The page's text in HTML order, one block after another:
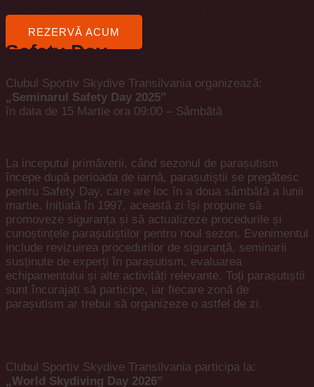
Rezervă-ți un loc acum:
REZERVĂ ACUM
Safety Day
Clubul Sportiv Skydive Transilvania organizează:
„Seminarul Safety Day 2025”
în data de 15 Martie ora 09:00 – Sâmbătă
La inceputul primăverii, când sezonul de parașutism
începe după perioada de iarnă, parașutiștii se pregătesc
pentru Safety Day, care are loc în a doua sâmbătă a lunii
martie. Inițiată în 1997, această zi își propune să
promoveze siguranța și să actualizeze procedurile și
cunoștințele parașutiștilor pentru noul sezon. Evenimentul
include revizuirea procedurilor de siguranță, seminarii
susținute de experți în parașutism, evaluarea
echipamentului și alte activități relevante. Toți parașutiștii
sunt încurajați să participe, iar fiecare zonă de
parașutism ar trebui să organizeze o astfel de zi.
Clubul Sportiv Skydive Transilvania participa la:
„World Skydiving Day 2026”